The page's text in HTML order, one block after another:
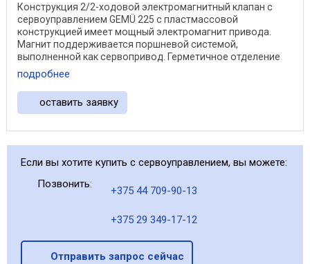
Конструкция 2/2-ходовой электромагнитный клапан с
сервоуправлением GEMÜ 225 с пластмассовой
конструкцией имеет мощный электромагнит привода.
Магнит поддерживается поршневой системой,
выполненной как сервопривод. Герметичное отделение
подробнее
оставить заявку
Если вы хотите купить с сервоуправлением, вы можете:
Позвонить:
+375 44 709-90-13
+375 29 349-17-12
Отправить запрос сейчас